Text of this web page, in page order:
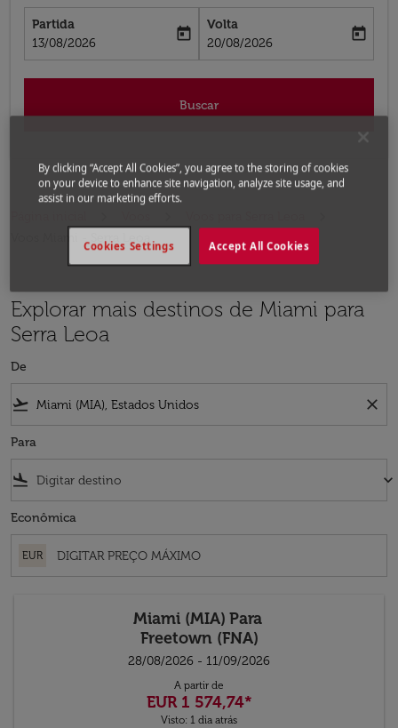
Partida
fc-booking-departure-date-aria-label
13/08/2026
today
Volta
fc-booking-return-date-aria-label
20/08/2026
today
Buscar
Voos Miami - Serra Leoa
Explorar mais destinos de Miami para
Serra Leoa
De
flight_takeoff close
Para
flight_land keyboard_arrow_down
Econômica
EUR
Miami (MIA) Para
Freetown (FNA)
28/08/2026 - 11/09/2026
A partir de
EUR 1 574,74*
Visto: 1 dia atrás
By clicking “Accept All Cookies”, you agree to the storing of cookies
on your device to enhance site navigation, analyze site usage, and
assist in our marketing efforts.
Accept All Cookies
Cookies Settings